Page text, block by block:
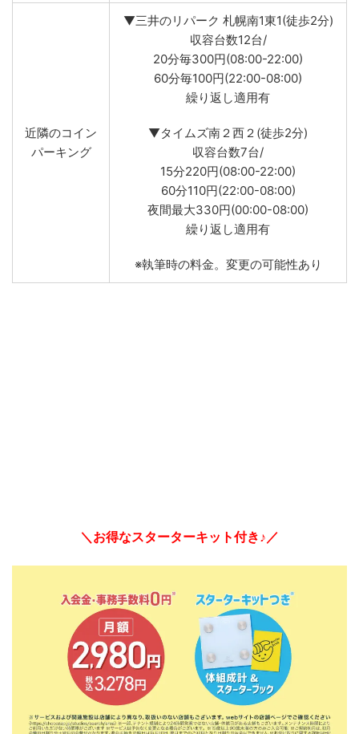
近隣のコイン
パーキング
▼三井のリパーク 札幌南1東1(徒歩2分)
収容台数12台/
20分毎300円(08:00-22:00)
60分毎100円(22:00-08:00)
繰り返し適用有
▼タイムズ南２西２(徒歩2分)
収容台数7台/
15分220円(08:00-22:00)
60分110円(22:00-08:00)
夜間最大330円(00:00-08:00)
繰り返し適用有
※執筆時の料金。変更の可能性あり
＼お得なスターターキット付き♪／